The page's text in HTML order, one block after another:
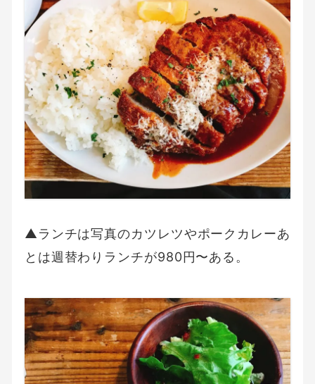
▲ランチは写真のカツレツやポークカレーあ
とは週替わりランチが980円〜ある。